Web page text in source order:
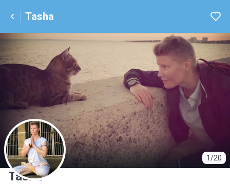
Tasha
1/20
T
Tasha